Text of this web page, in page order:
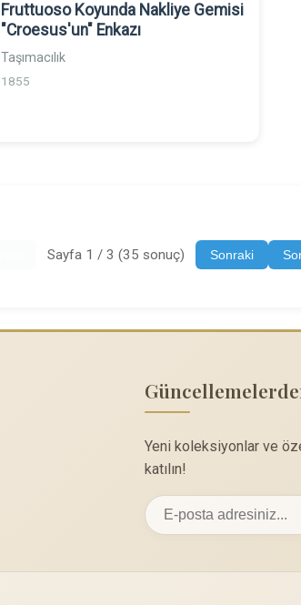
Fruttuoso Koyunda Nakliye Gemisi
"Croesus'un" Enkazı
Taşımacılık
1855
Sayfa 1 / 3 (35 sonuç) Sonraki
Yeni koleksiyonlar ve
katılın!